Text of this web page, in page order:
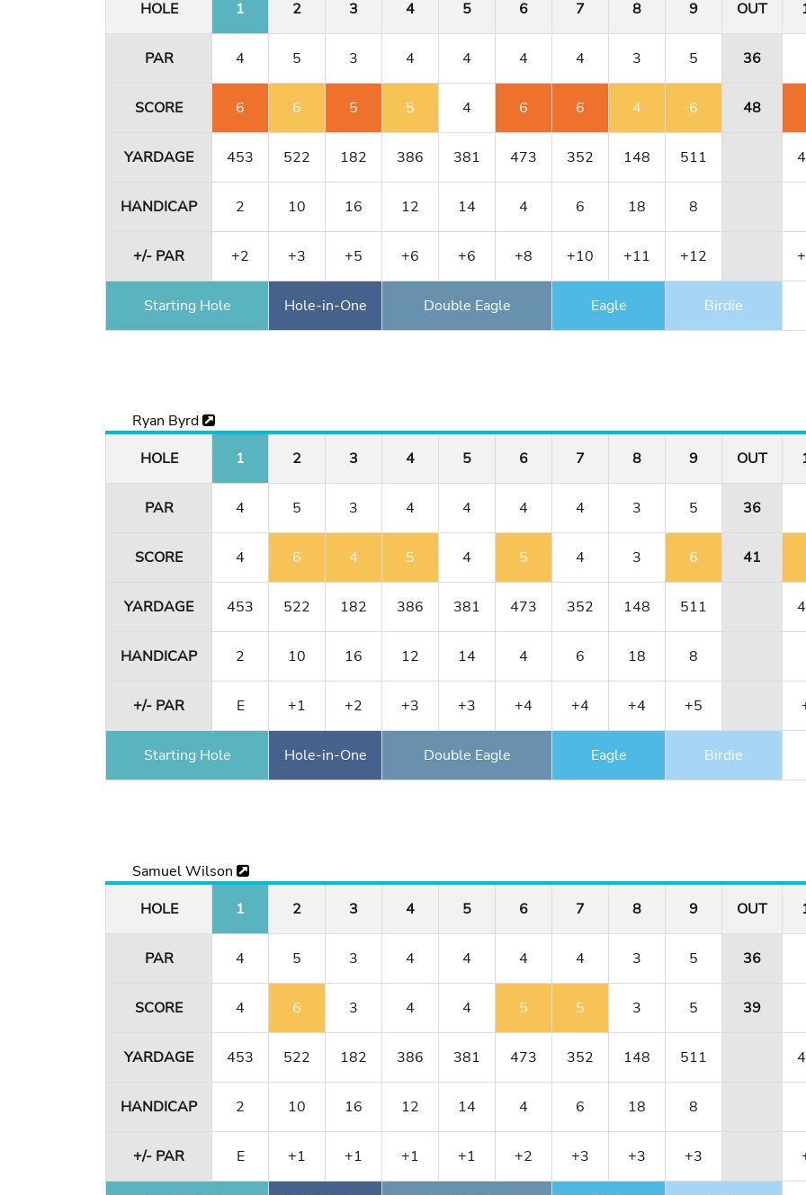
HOLE
1 2 3 4 5 6 7 8 9 OUT
PAR 4 5 3 4 4 4 4 3 5 36
SCORE 6 6 5 5 4 6 6 4 6 48
YARDAGE 453 522 182 386 381 473 352 148 511
HANDICAP 2 10 16 12 14 4 6 18 8
+/- PAR +2 +3 +5 +6 +6 +8 +10 +11 +12
Starting Hole Hole-in-One Double Eagle Eagle Birdie
Ryan Byrd
HOLE
1 2 3 4 5 6 7 8 9 OUT
PAR 4 5 3 4 4 4 4 3 5 36
SCORE 4 6 4 5 4 5 4 3 6 41
YARDAGE 453 522 182 386 381 473 352 148 511
HANDICAP 2 10 16 12 14 4 6 18 8
+/- PAR E +1 +2 +3 +3 +4 +4 +4 +5
Starting Hole Hole-in-One Double Eagle Eagle Birdie
Samuel Wilson
HOLE
1 2 3 4 5 6 7 8 9 OUT
PAR 4 5 3 4 4 4 4 3 5 36
SCORE 4 6 3 4 4 5 5 3 5 39
YARDAGE 453 522 182 386 381 473 352 148 511
HANDICAP 2 10 16 12 14 4 6 18 8
+/- PAR E +1 +1 +1 +1 +2 +3 +3 +3